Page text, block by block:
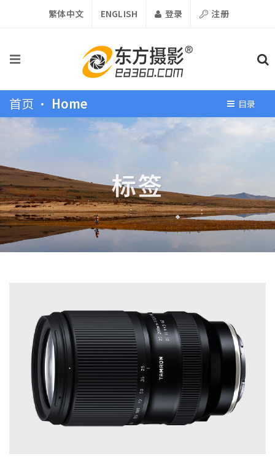
繁体中文 ENGLISH 登录 注册
首页 • Home 目录
标签